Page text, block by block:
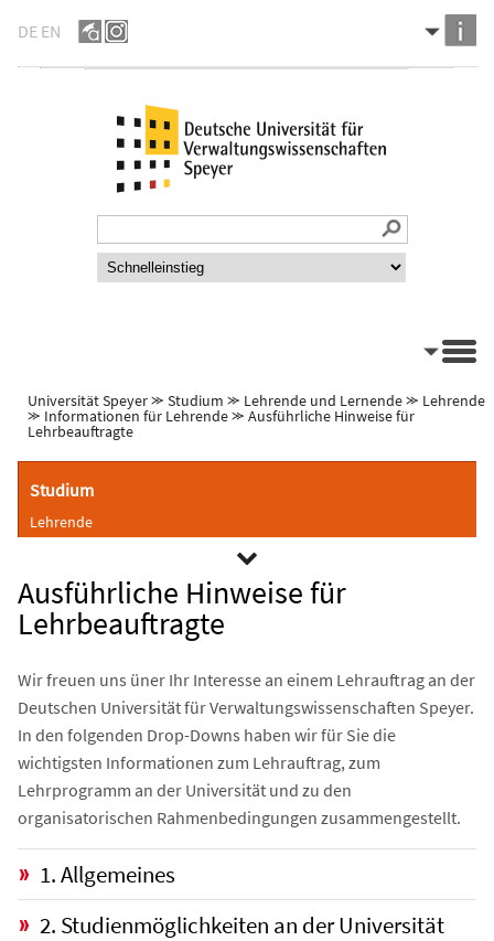
DE EN
Universität Speyer⪼ Studium ⪼ Lehrende und Lernende⪼ Lehrende
⪼ Informationen für Lehrende⪼ Ausführliche Hinweise für
Lehrbeauftragte
Studium
Lehrende
Ausführliche Hinweise für
Lehrbeauftragte
Wir freuen uns üner Ihr Interesse an einem Lehrauftrag an der
Deutschen Universität für Verwaltungswissenschaften Speyer.
In den folgenden Drop-Downs haben wir für Sie die
wichtigsten Informationen zum Lehrauftrag, zum
Lehrprogramm an der Universität und zu den
organisatorischen Rahmenbedingungen zusammengestellt.
1. Allgemeines
2. Studienmöglichkeiten an der Universität